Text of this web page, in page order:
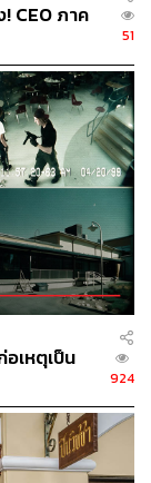
แรงงาน 4
ายอมรับ หรือ
ายทางโดย
านใน
คนนั้น สิ่งแรก
เกาหลี ส่วน
อยเพียงใด ใน
เพื่อนแรงงาน
งานไทย 4
ชื่อว่าหน่วยงาน
CEO ภาค
51
เหตุเป็น
924